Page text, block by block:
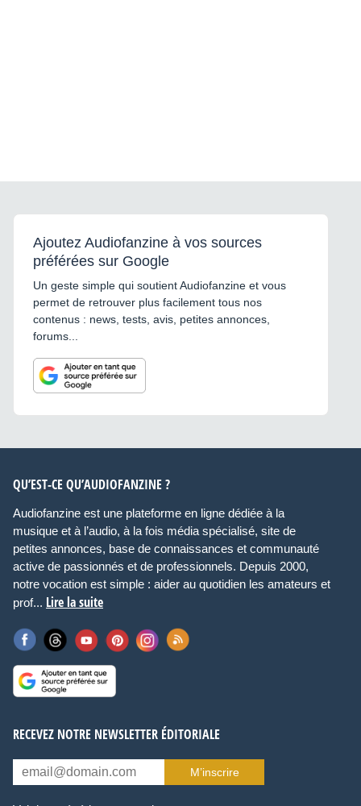
Ajoutez Audiofanzine à vos sources
préférées sur Google
Un geste simple qui soutient Audiofanzine et vous
permet de retrouver plus facilement tous nos
contenus : news, tests, avis, petites annonces,
forums...
QU’EST-CE QU’AUDIOFANZINE ?
Audiofanzine est une plateforme en ligne dédiée à la
musique et à l’audio, à la fois média spécialisé, site de
petites annonces, base de connaissances et communauté
active de passionnés et de professionnels. Depuis 2000,
notre vocation est simple : aider au quotidien les amateurs et
prof... Lire la suite
RECEVEZ NOTRE NEWSLETTER ÉDITORIALE
M’inscrire